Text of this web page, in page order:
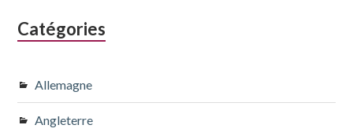
Catégories
Allemagne
Angleterre